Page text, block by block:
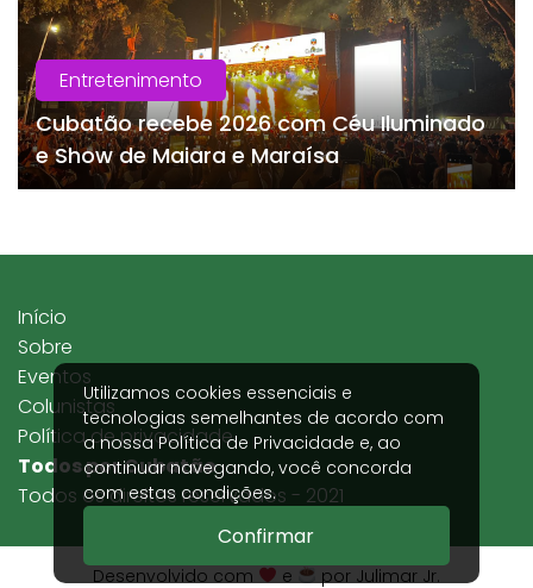
Entretenimento
Cubatão recebe 2026 com Céu Iluminado
e Show de Maiara e Maraísa
Utilizamos cookies essenciais e
tecnologias semelhantes de acordo com
a nossaPolítica de Privacidade e, ao
continuar navegando, você concorda
com estas condições.
Confirmar
Todos por Cubatão
Todos os direitos reservados - 2021
Início
Sobre
Eventos
Colunistas
Política de privacidade
Desenvolvido com e por Julimar Jr.